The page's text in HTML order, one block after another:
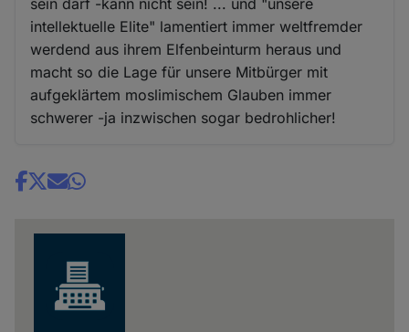
sein darf -kann nicht sein! ... und "unsere
intellektuelle Elite" lamentiert immer weltfremder
werdend aus ihrem Elfenbeinturm heraus und
macht so die Lage für unsere Mitbürger mit
aufgeklärtem moslimischem Glauben immer
schwerer -ja inzwischen sogar bedrohlicher!
Share